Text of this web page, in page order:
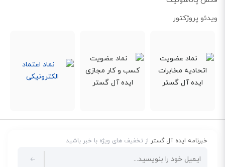
تکنولوژی ECO
ویدئو پروژکتور
خبرنامه ایده آل گستراز تخفیف های ویژه با خبر باشید